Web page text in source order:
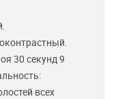
30 секунд 9
всех